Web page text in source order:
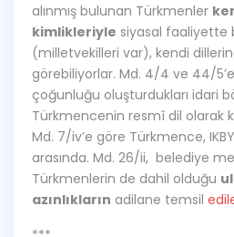
alınmış bulunan Türkmenler
kimlikleriyle siyasal faaliyette
(milletvekilleri var), kendi
görebiliyorlar. Md. 4/4 ve 44/
çoğunluğu oluşturdukları idari
Türkmencenin resmî dil olarak
Md. 7/iv’e göre Türkmence,
arasında. Md. 26/ii, belediye
Türkmenlerin de dahil olduğu
azınlıkların adilane temsil